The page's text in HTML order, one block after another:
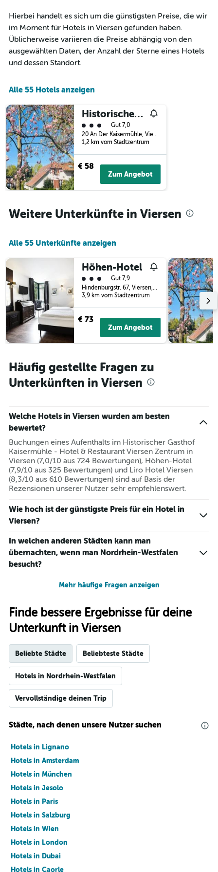
1
X-
Achse,
die
Wochentage
Diagramm
hat
1
Y-
Achse,
die
den
durchschnittlichen
Zimmerpreis
anzeigt.
Hierbei handelt es sich um die günstigsten Preise, die wir
im Moment für Hotels in Viersen gefunden haben.
Üblicherweise variieren die Preise abhängig von den
ausgewählten Daten, der Anzahl der Sterne eines Hotels
und dessen Standort.
Alle 55 Hotels anzeigen
Historischer Gasthof Kaisermühle - Hotel & Restaurant Viersen Zentrum
Bewertungskategorie 3
Gut 7,0
20 An Der Kaisermühle, Viersen, Nordrhein-Westfalen, Deutschland
1,2 km vom Stadtzentrum
€ 58
Zum Angebot
Weitere Unterkünfte in Viersen
Alle 55 Unterkünfte anzeigen
Höhen-Hotel
Bewertungskategorie 3
Gut 7,9
Hindenburgstr. 67, Viersen, Nordrhein-Westfalen, Deutschland
3,9 km vom Stadtzentrum
€ 73
Zum Angebot
Häufig gestellte Fragen zu
Unterkünften in Viersen
Welche Hotels in Viersen wurden am besten
bewertet?
Buchungen eines Aufenthalts im Historischer Gasthof
Kaisermühle - Hotel & Restaurant Viersen Zentrum in
Viersen (7,0/10 aus 724 Bewertungen), Höhen-Hotel
(7,9/10 aus 325 Bewertungen) und Liro Hotel Viersen
(8,3/10 aus 610 Bewertungen) sind auf Basis der
Rezensionen unserer Nutzer sehr empfehlenswert.
Wie hoch ist der günstigste Preis für ein Hotel in
Viersen?
In welchen anderen Städten kann man
übernachten, wenn man Nordrhein-Westfalen
besucht?
Mehr häufige Fragen anzeigen
Finde bessere Ergebnisse für deine
Unterkunft in Viersen
Beliebte Städte Beliebteste Städte
Hotels in Nordrhein-Westfalen
Vervollständige deinen Trip
Städte, nach denen unsere Nutzer suchen
Hotels in Lignano
Hotels in Amsterdam
Hotels in München
Hotels in Jesolo
Hotels in Paris
Hotels in Salzburg
Hotels in Wien
Hotels in London
Hotels in Dubai
Hotels in Caorle